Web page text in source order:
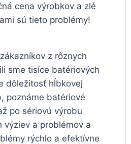
cena výrobkov a zlé
sú tieto problémy!
z rôznych
sme tisíce batériových
dôležitosť hĺbkovej
poznáme batériové
po sériovú výrobu
výziev a problémov a
rýchlo a efektívne